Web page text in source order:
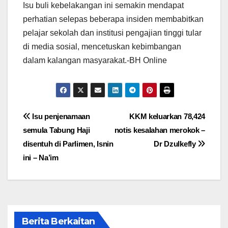
Isu buli kebelakangan ini semakin mendapat
perhatian selepas beberapa insiden membabitkan
pelajar sekolah dan institusi pengajian tinggi tular
di media sosial, mencetuskan kebimbangan
dalam kalangan masyarakat.-BH Online
Post
navigation
KKM keluarkan 78,424
notis kesalahan merokok –
Dr Dzulkefly
Isu penjenamaan
semula Tabung Haji
disentuh di Parlimen, Isnin
ini – Na’im
Berita Berkaitan